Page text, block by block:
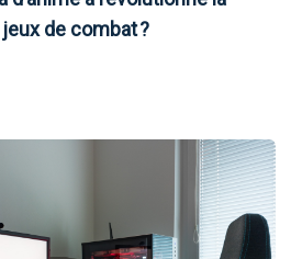
de combat ?